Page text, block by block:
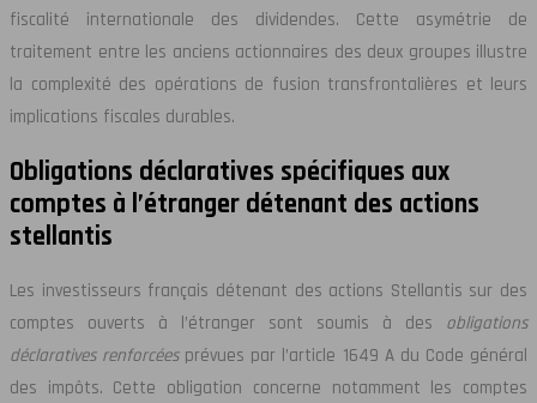
fiscalité internationale des dividendes. Cette asymétrie de
traitement entre les anciens actionnaires des deux groupes illustre
la complexité des opérations de fusion transfrontalières et leurs
implications fiscales durables.
Obligations déclaratives spécifiques aux
comptes à l’étranger détenant des actions
stellantis
Les investisseurs français détenant des actions Stellantis sur des
comptes ouverts à l’étranger sont soumis à des obligations
déclaratives renforcéesprévues par l’article 1649 A du Code général
des impôts. Cette obligation concerne notamment les comptes